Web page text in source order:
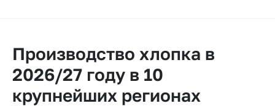
Производство хлопка в
2026/27 году в 10
крупнейших регионах